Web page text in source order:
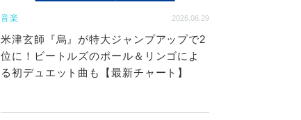
音楽 2026.06.29
米津玄師『烏』が特大ジャンプアップで2
位に！ビートルズのポール＆リンゴによ
る初デュエット曲も【最新チャート】